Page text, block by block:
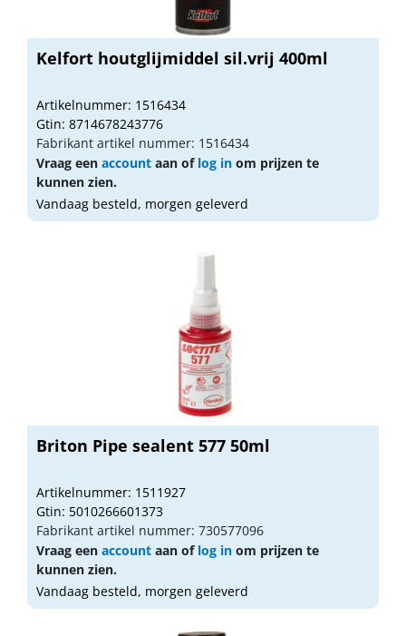
Kelfort houtglijmiddel sil.vrij 400ml
Artikelnummer: 1516434
Gtin: 8714678243776
Fabrikant artikel nummer: 1516434
Vraag een account aan of log in om prijzen te
kunnen zien.
Vandaag besteld, morgen geleverd
Briton Pipe sealent 577 50ml
Artikelnummer: 1511927
Gtin: 5010266601373
Fabrikant artikel nummer: 730577096
Vraag een account aan of log in om prijzen te
kunnen zien.
Vandaag besteld, morgen geleverd